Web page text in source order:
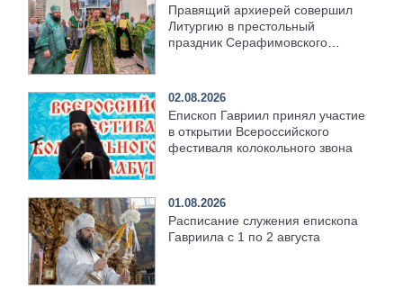
Правящий архиерей совершил
Литургию в престольный
праздник Серафимовского
02.08.2026
Епископ Гавриил принял участие
в открытии Всероссийского
фестиваля колокольного звона
01.08.2026
Расписание служения епископа
Гавриила с 1 по 2 августа